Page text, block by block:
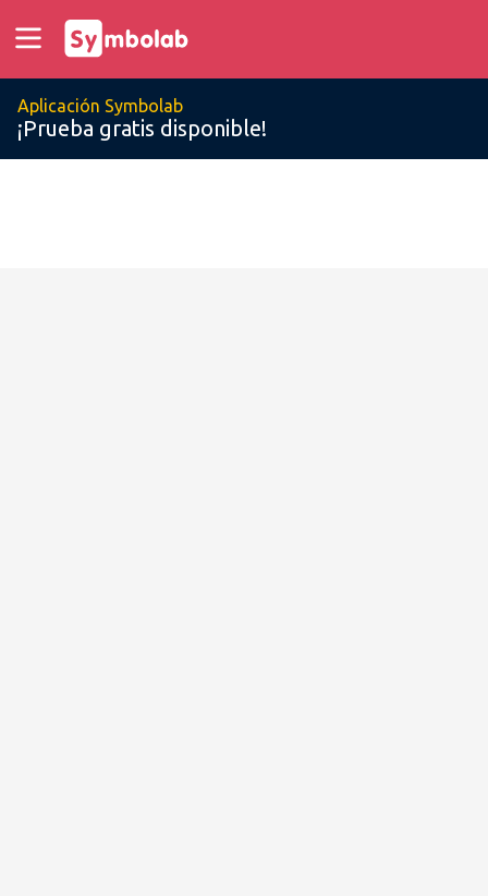
Aplicación Symbolab
¡Prueba gratis disponible!